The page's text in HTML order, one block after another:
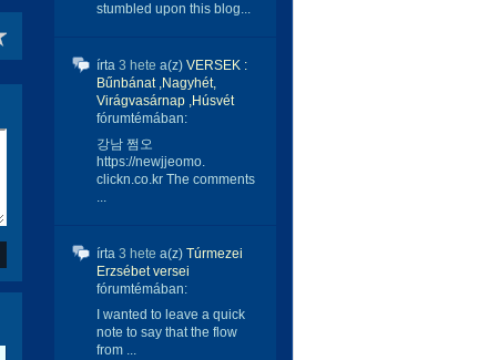
stumbled upon this blog...
írta 3 hete a(z) VERSEK :
Bűnbánat ,Nagyhét,
Virágvasárnap ,Húsvét
fórumtémában:
강남 쩜오
https://newjjeomo.
clickn.co.kr The comments
...
írta 3 hete a(z) Túrmezei
Erzsébet versei
fórumtémában:
I wanted to leave a quick
note to say that the flow
from ...